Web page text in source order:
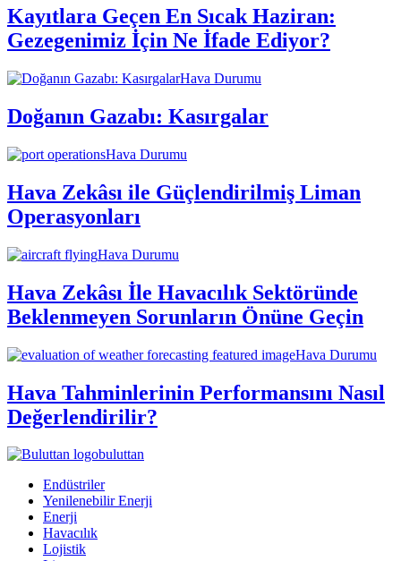
Kayıtlara Geçen En Sıcak Haziran:
Gezegenimiz İçin Ne İfade Ediyor?
Hava Durumu
Doğanın Gazabı: Kasırgalar
Hava Durumu
Hava Zekâsı ile Güçlendirilmiş Liman
Operasyonları
Hava Durumu
Hava Zekâsı İle Havacılık Sektöründe
Beklenmeyen Sorunların Önüne Geçin
Hava Durumu
Hava Tahminlerinin Performansını Nasıl
Değerlendirilir?
buluttan
Endüstriler
Yenilenebilir Enerji
Enerji
Havacılık
Lojistik